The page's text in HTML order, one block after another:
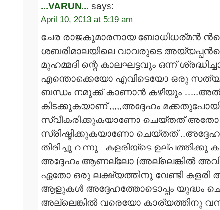
...VARUN... says:
April 10, 2013 at 5:19 am
ചേര രാജകുമാരനായ ബോധിധര്മന്‍
ശബരിമാലയിലെ വാവരുടെ
മുഹമ്മദി ന്റെ കാലഘട്ടവും ഒന്ന്
എന്തൊക്കെയോ എവിടെയോ ഒരു
ബന്ധം നമുക്ക് കാണാന്‍ കഴിയും
കിടക്കുകയാണ് ,,,,,അദ്ദേഹം
സ്വീകരിക്കുകയാണോ ചെയ്തത് അതോ
സ്രിഷ്ടിക്കുകയാണോ ചെയ്തത്
തിരിച്ചു വന്നു ..കളരിയ്ടെ ഉല്പത്തിക്കു
അദ്ദേഹം ആണല്ലോ (അല്ലെങ്കില്‍
ഏതോ ഒരു ലക്ഷ്യത്തിനു വേണ്ടി കളരി
ആളുകള്‍ അദ്ദേഹത്തോടൊപ്പം യുദ്ധം
അല്ലെങ്കില്‍ വരെയോ കാര്യത്തിനു